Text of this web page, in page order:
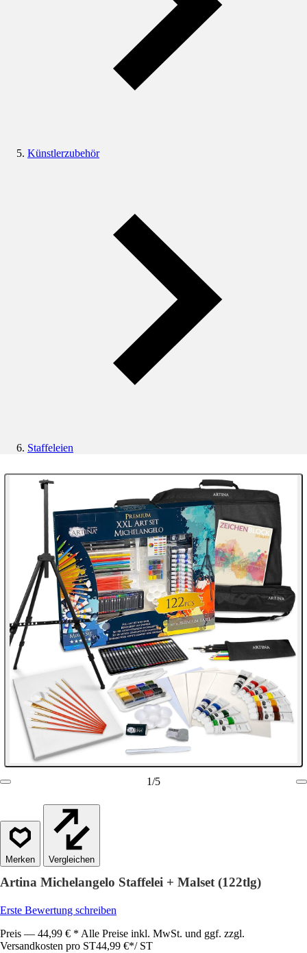
Künstlerzubehör
Staffeleien
1/5
Vergleichen
Artina Michelangelo Staffelei + Malset (122tlg)
Erste Bewertung schreiben
Preis — 44,99 € * Alle Preise inkl. MwSt. und ggf. zzgl.
Versandkosten pro ST44,99 €*/ ST